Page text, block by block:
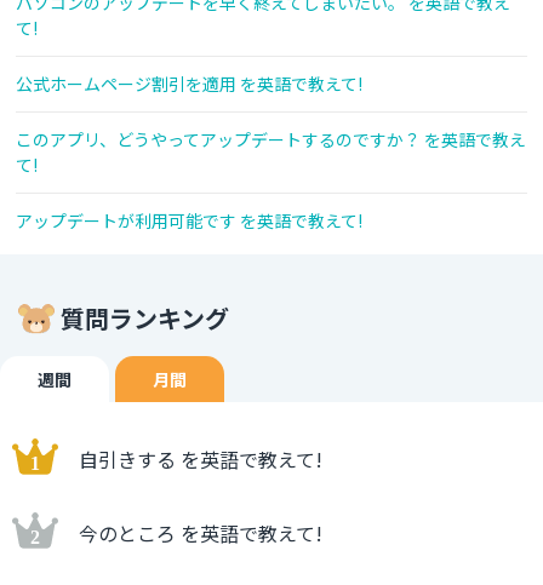
て!
公式ホームページ割引を適用 を英語で教えて!
このアプリ、どうやってアップデートするのですか？ を英語で教え
て!
アップデートが利用可能です を英語で教えて!
質問ランキング
週間 月間
自引きする を英語で教えて!
今のところ を英語で教えて!